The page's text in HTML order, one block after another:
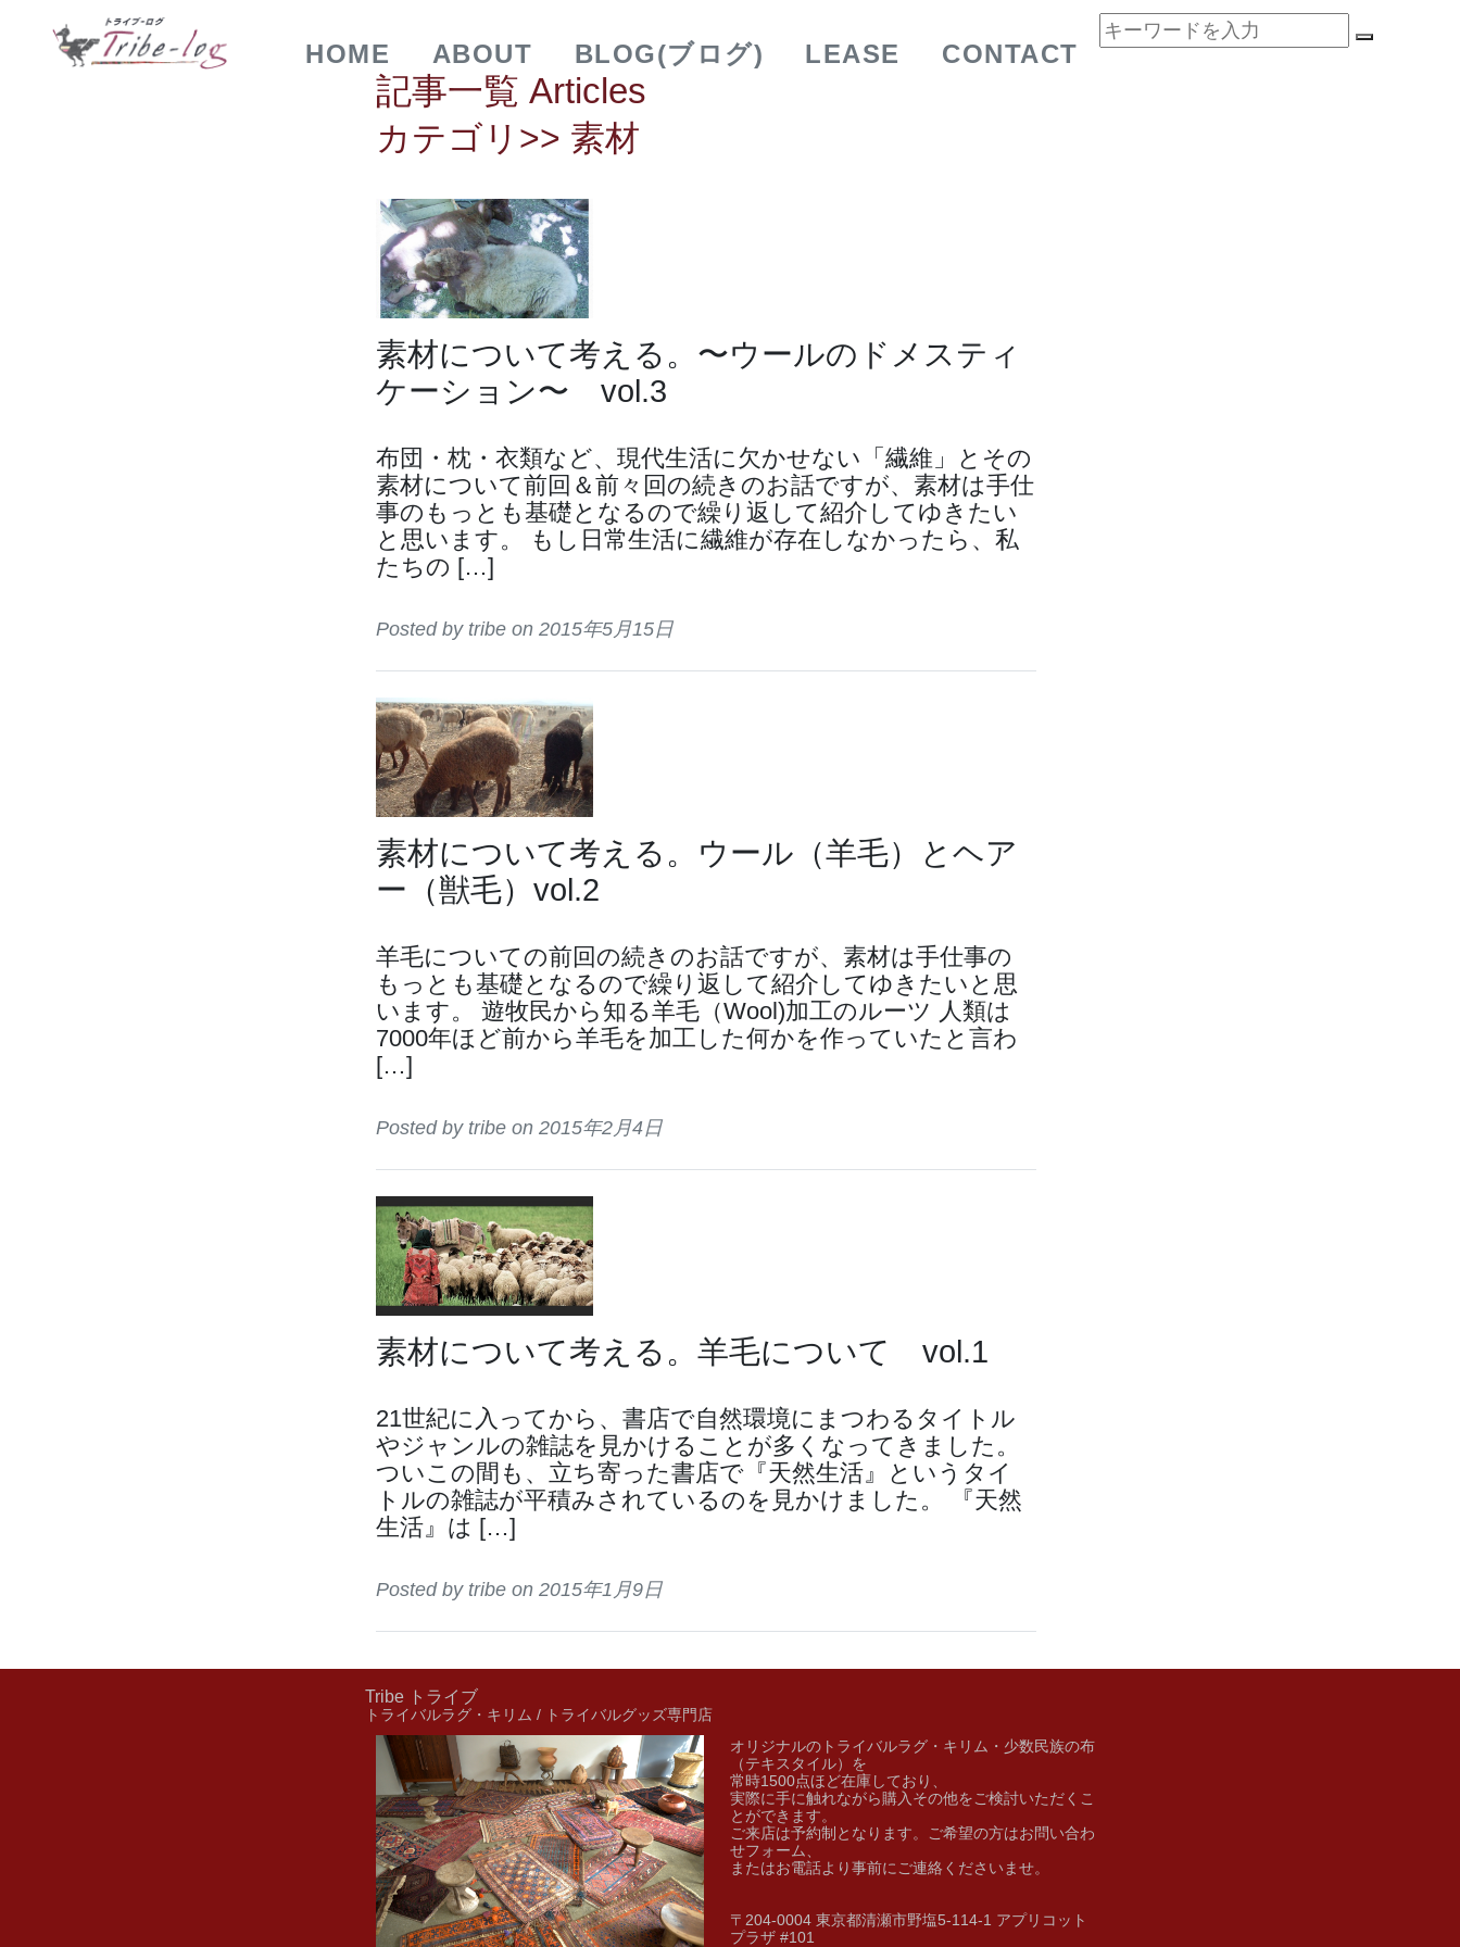
HOME ABOUT BLOG(ブログ) LEASE CONTACT
記事一覧 Articles
カテゴリ>> 素材
素材について考える。〜ウールのドメスティ
ケーション〜 vol.3
布団・枕・衣類など、現代生活に欠かせない「繊維」とその
素材について前回＆前々回の続きのお話ですが、素材は手仕
事のもっとも基礎となるので繰り返して紹介してゆきたい
と思います。 もし日常生活に繊維が存在しなかったら、私
たちの […]
Posted by tribe on 2015年5月15日
素材について考える。ウール（羊毛）とヘア
ー（獣毛）vol.2
羊毛についての前回の続きのお話ですが、素材は手仕事の
もっとも基礎となるので繰り返して紹介してゆきたいと思
います。 遊牧民から知る羊毛（Wool)加工のルーツ 人類は
7000年ほど前から羊毛を加工した何かを作っていたと言わ
[…]
Posted by tribe on 2015年2月4日
素材について考える。羊毛について vol.1
21世紀に入ってから、書店で自然環境にまつわるタイトル
やジャンルの雑誌を見かけることが多くなってきました。
ついこの間も、立ち寄った書店で『天然生活』というタイ
トルの雑誌が平積みされているのを見かけました。 『天然
生活』は […]
Posted by tribe on 2015年1月9日
Tribe トライブ
トライバルラグ・キリム / トライバルグッズ専門店
オリジナルのトライバルラグ・キリム・少数民族の布
（テキスタイル）を
常時1500点ほど在庫しており、
実際に手に触れながら購入その他をご検討いただくこ
とができます。
ご来店は予約制となります。ご希望の方はお問い合わ
せフォーム、
またはお電話より事前にご連絡くださいませ。
〒204-0004 東京都清瀬市野塩5-114-1 アプリコット
プラザ #101